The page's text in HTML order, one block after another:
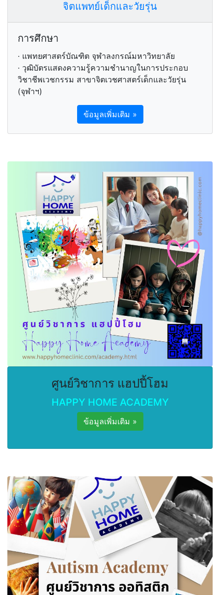
จิตแพทย์เด็กและวัยรุ่น
การศึกษา
· แพทยศาสตร์บัณฑิต จุฬาลงกรณ์มหาวิทยาลัย
· วุฒิบัตรแสดงความรู้ความชำนาญในการประกอบ
วิชาชีพเวชกรรม สาขาจิตเวชศาสตร์เด็กและวัยรุ่น
(จุฬาฯ)
ข้อมูลเพิ่มเติม »
ศูนย์วิชาการ แฮปปี้โฮม
HAPPY HOME ACADEMY
ข้อมูลเพิ่มเติม »